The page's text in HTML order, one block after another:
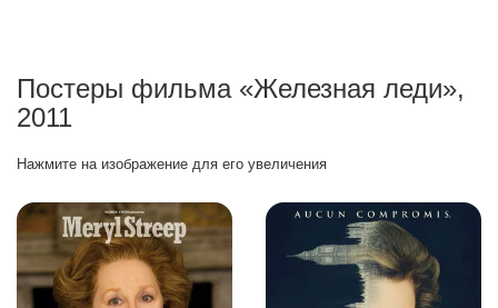
Постеры фильма «Железная леди»,
2011
Нажмите на изображение для его увеличения